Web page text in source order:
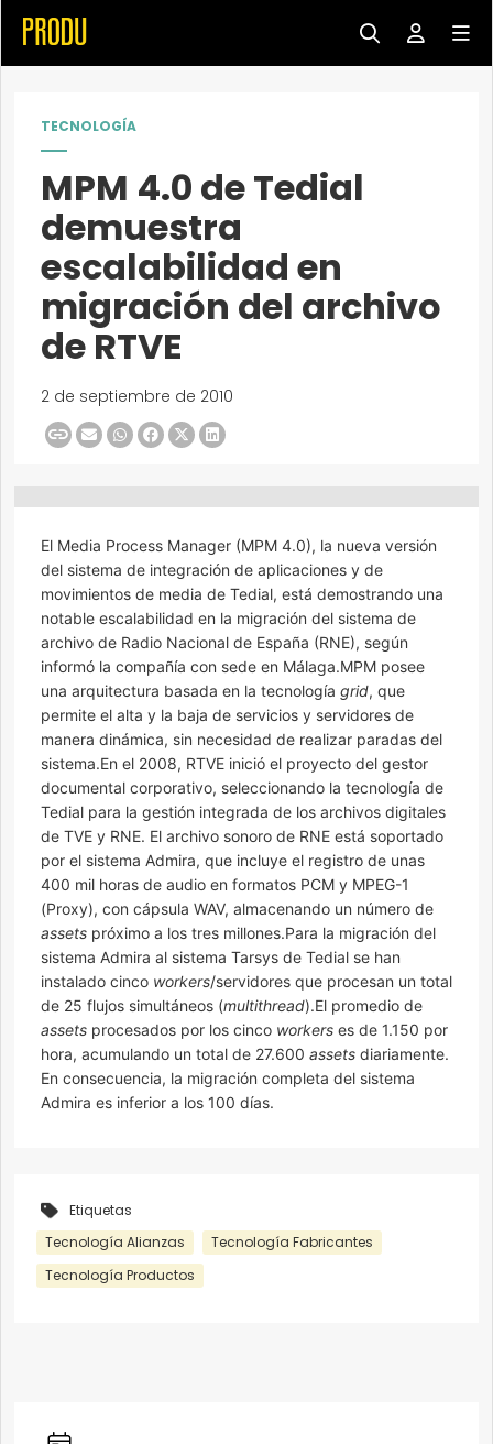
TECNOLOGÍA
MPM 4.0 de Tedial
demuestra
escalabilidad en
migración del archivo
de RTVE
2 de septiembre de 2010
El Media Process Manager (MPM 4.0), la nueva versión
del sistema de integración de aplicaciones y de
movimientos de media de Tedial, está demostrando una
notable escalabilidad en la migración del sistema de
archivo de Radio Nacional de España (RNE), según
informó la compañía con sede en Málaga.MPM posee
una arquitectura basada en la tecnología grid, que
permite el alta y la baja de servicios y servidores de
manera dinámica, sin necesidad de realizar paradas del
sistema.En el 2008, RTVE inició el proyecto del gestor
documental corporativo, seleccionando la tecnología de
Tedial para la gestión integrada de los archivos digitales
de TVE y RNE. El archivo sonoro de RNE está soportado
por el sistema Admira, que incluye el registro de unas
400 mil horas de audio en formatos PCM y MPEG-1
(Proxy), con cápsula WAV, almacenando un número de
assets próximo a los tres millones.Para la migración del
sistema Admira al sistema Tarsys de Tedial se han
instalado cinco workers/servidores que procesan un total
de 25 flujos simultáneos (multithread).El promedio de
assets procesados por los cinco workers es de 1.150 por
hora, acumulando un total de 27.600 assets diariamente.
En consecuencia, la migración completa del sistema
Admira es inferior a los 100 días.
Etiquetas
Tecnología Alianzas
Tecnología Fabricantes
Tecnología Productos